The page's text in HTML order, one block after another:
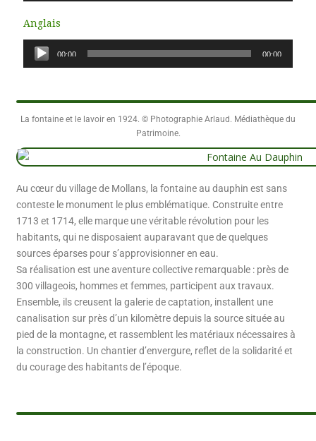
Anglais
Lecteur
audio
00:00 00:00
La fontaine et le lavoir en 1924. © Photographie Arlaud. Médiathèque du
Patrimoine.
Au cœur du village de Mollans, la fontaine au dauphin est sans
conteste le monument le plus emblématique. Construite entre
1713 et 1714, elle marque une véritable révolution pour les
habitants, qui ne disposaient auparavant que de quelques
sources éparses pour s’approvisionner en eau.
Sa réalisation est une aventure collective remarquable : près de
300 villageois, hommes et femmes, participent aux travaux.
Ensemble, ils creusent la galerie de captation, installent une
canalisation sur près d’un kilomètre depuis la source située au
pied de la montagne, et rassemblent les matériaux nécessaires à
la construction. Un chantier d’envergure, reflet de la solidarité et
du courage des habitants de l’époque.